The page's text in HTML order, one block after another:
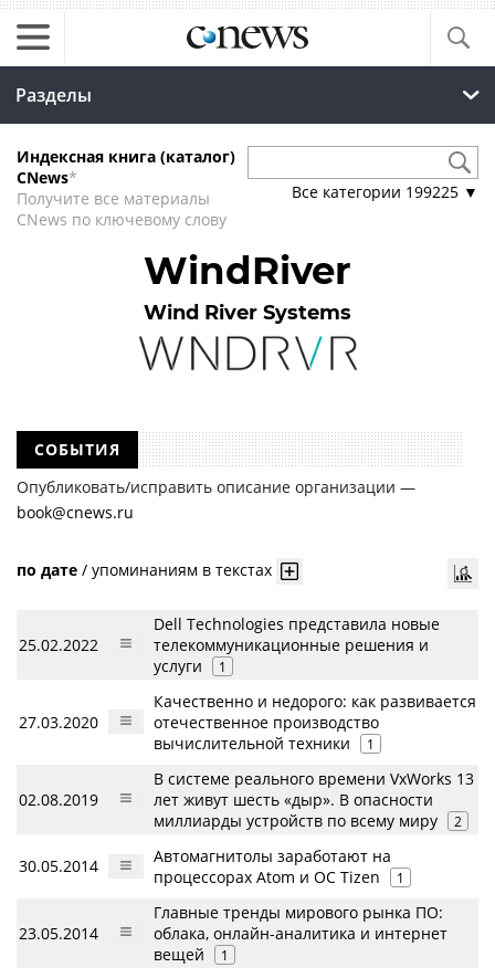
Разделы
Индексная книга (каталог)
CNews*
Получите все материалы
CNews по ключевому слову
Все категории 199225 ▼
WindRiver
Wind River Systems
СОБЫТИЯ
Опубликовать/исправить описание организации —
book@cnews.ru
по дате / упоминаниям в текстах
25.02.2022
Dell Technologies представила новые
телекоммуникационные решения и
услуги
1
27.03.2020
Качественно и недорого: как развивается
отечественное производство
вычислительной техники
1
02.08.2019
В системе реального времени VxWorks 13
лет живут шесть «дыр». В опасности
миллиарды устройств по всему миру
2
30.05.2014
Автомагнитолы заработают на
процессорах Atom и ОС Tizen
1
23.05.2014
Главные тренды мирового рынка ПО:
облака, онлайн-аналитика и интернет
вещей
1